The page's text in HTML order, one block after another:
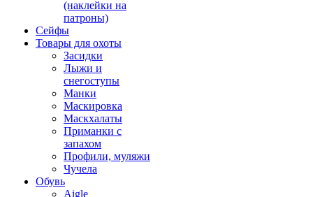
(наклейки на
патроны)
Сейфы
Товары для охоты
Засидки
Лыжи и
снегоступы
Манки
Маскировка
Маскхалаты
Приманки с
запахом
Профили, муляжи
Чучела
Обувь
Aigle